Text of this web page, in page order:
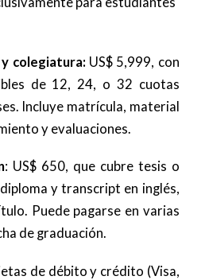
colegiatura: US$ 5,999, con
de 12, 24, o 32 cuotas
Incluye matrícula, material
y evaluaciones.
: US$ 650, que cubre tesis o
y transcript en inglés,
Puede pagarse en varias
de graduación.
de débito y crédito (Visa,